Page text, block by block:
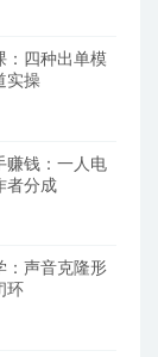
：四种出单模
实操
赚钱：一人电
者分成
：声音克隆形
环